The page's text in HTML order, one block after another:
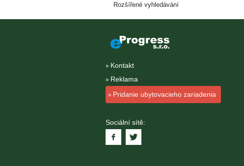
Rozšířené vyhledávání
Kontakt
Reklama
Pridanie ubytovacieho zariadenia
Sociální sítě: